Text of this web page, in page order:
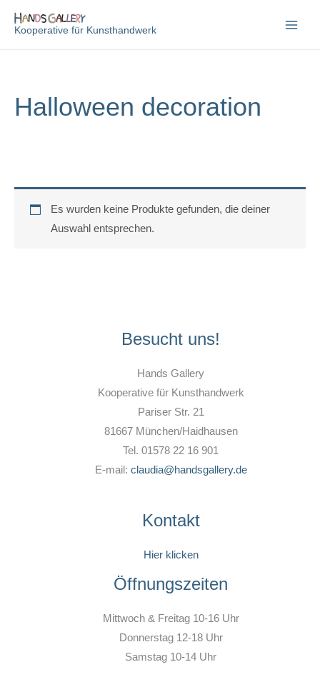
InhaltKooperative für Kunsthandwerk
Halloween decoration
Es wurden keine Produkte gefunden, die deiner
Auswahl entsprechen.
Besucht uns!
Hands Gallery
Kooperative für Kunsthandwerk
Pariser Str. 21
81667 München/Haidhausen
Tel. 01578 22 16 901
E-mail: claudia@handsgallery.de
Kontakt
Hier klicken
Öffnungszeiten
Mittwoch & Freitag 10-16 Uhr
Donnerstag 12-18 Uhr
Samstag 10-14 Uhr